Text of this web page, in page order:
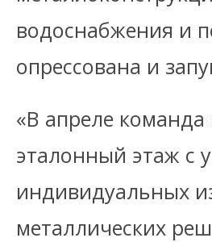
водоснабжения и
опрессована и
«В апреле
эталонный этаж с
индивидуальных
металлических